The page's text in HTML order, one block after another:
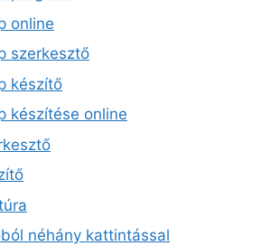
online
szerkesztő
készítő
készítése online
néhány kattintással